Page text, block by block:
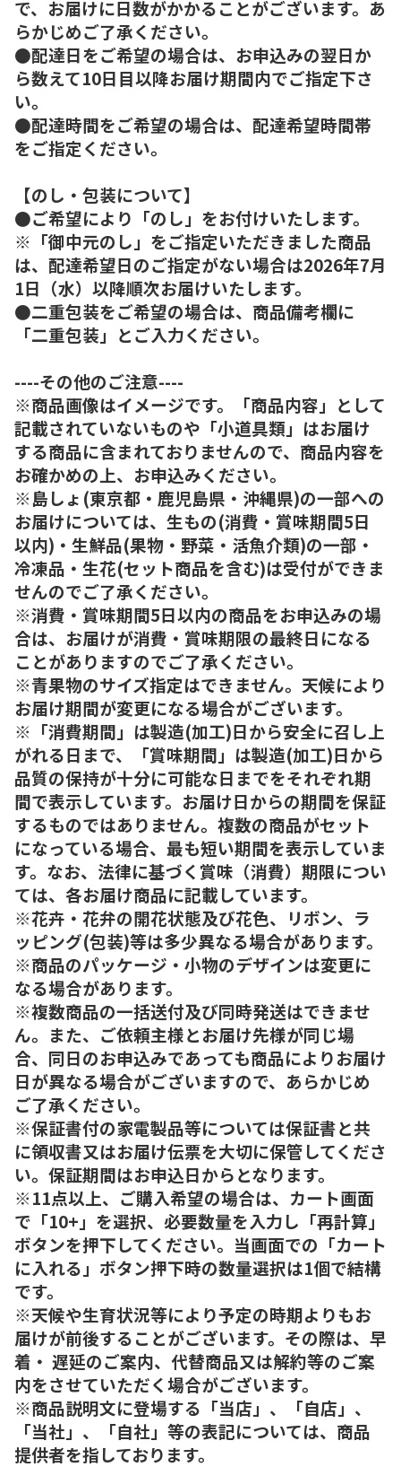
で、お届けに日数がかかることがございます。あ
らかじめご了承ください。
●配達日をご希望の場合は、お申込みの翌日か
ら数えて10日目以降お届け期間内でご指定下さ
い。
●配達時間をご希望の場合は、配達希望時間帯
をご指定ください。
【のし・包装について】
●ご希望により「のし」をお付けいたします。
※「御中元のし」をご指定いただきました商品
は、配達希望日のご指定がない場合は2026年7月
1日（水）以降順次お届けいたします。
●二重包装をご希望の場合は、商品備考欄に
「二重包装」とご入力ください。
----その他のご注意----
※商品画像はイメージです。「商品内容」として
記載されていないものや「小道具類」はお届け
する商品に含まれておりませんので、商品内容を
お確かめの上、お申込みください。
※島しょ(東京都・鹿児島県・沖縄県)の一部への
お届けについては、生もの(消費・賞味期間5日
以内)・生鮮品(果物・野菜・活魚介類)の一部・
冷凍品・生花(セット商品を含む)は受付ができま
せんのでご了承ください。
※消費・賞味期間5日以内の商品をお申込みの場
合は、お届けが消費・賞味期限の最終日になる
ことがありますのでご了承ください。
※青果物のサイズ指定はできません。天候により
お届け期間が変更になる場合がございます。
※「消費期間」は製造(加工)日から安全に召し上
がれる日まで、「賞味期間」は製造(加工)日から
品質の保持が十分に可能な日までをそれぞれ期
間で表示しています。お届け日からの期間を保証
するものではありません。複数の商品がセット
になっている場合、最も短い期間を表示していま
す。なお、法律に基づく賞味（消費）期限につい
ては、各お届け商品に記載しています。
※花卉・花弁の開花状態及び花色、リボン、ラ
ッピング(包装)等は多少異なる場合があります。
※商品のパッケージ・小物のデザインは変更に
なる場合があります。
※複数商品の一括送付及び同時発送はできませ
ん。また、ご依頼主様とお届け先様が同じ場
合、同日のお申込みであっても商品によりお届け
日が異なる場合がございますので、あらかじめ
ご了承ください。
※保証書付の家電製品等については保証書と共
に領収書又はお届け伝票を大切に保管してくださ
い。保証期間はお申込日からとなります。
※11点以上、ご購入希望の場合は、カート画面
で「10+」を選択、必要数量を入力し「再計算」
ボタンを押下してください。当画面での「カート
に入れる」ボタン押下時の数量選択は1個で結構
です。
※天候や生育状況等により予定の時期よりもお
届けが前後することがございます。その際は、早
着・ 遅延のご案内、代替商品又は解約等のご案
内をさせていただく場合がございます。
※商品説明文に登場する「当店」、「自店」、
「当社」、「自社」等の表記については、商品
提供者を指しております。